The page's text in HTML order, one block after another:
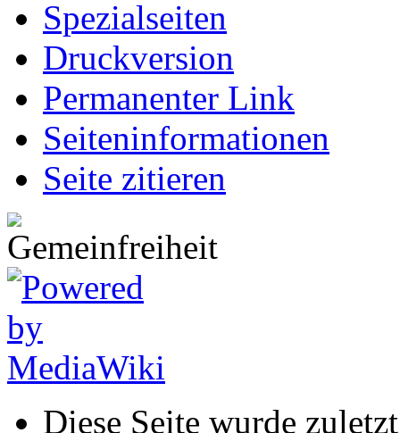
Spezialseiten
Druckversion
Permanenter Link
Seiten­informationen
Seite zitieren
Diese Seite wurde